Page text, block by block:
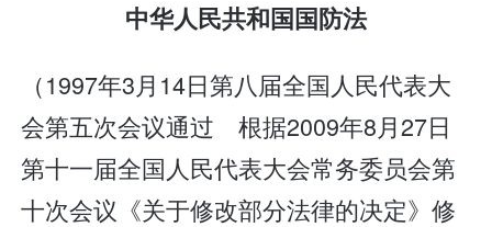
中华人民共和国国防法
（1997年3月14日第八届全国人民代表大
会第五次会议通过 根据2009年8月27日
第十一届全国人民代表大会常务委员会第
十次会议《关于修改部分法律的决定》修